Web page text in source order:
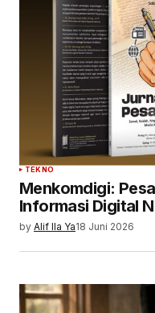
TEKNO
Menkomdigi:
Informasi Digital
by Alif Ila Ya18 Juni 2026